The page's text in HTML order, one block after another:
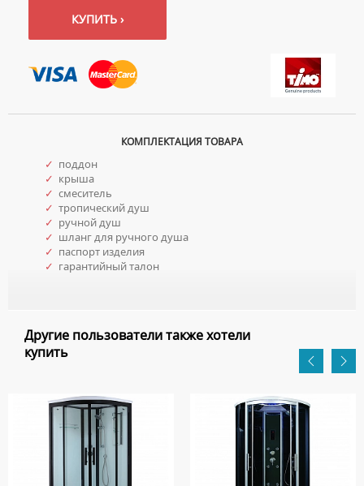
КУПИТЬ ›
КОМПЛЕКТАЦИЯ ТОВАРА
✓ поддон
✓ крыша
✓ смеситель
✓ тропический душ
✓ ручной душ
✓ шланг для ручного душа
✓ паспорт изделия
✓ гарантийный талон
Другие пользователи также хотели
купить